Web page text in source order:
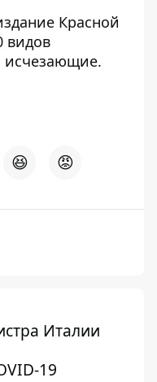
Красной
видов
исчезающие.
😆 😡
Италии
19